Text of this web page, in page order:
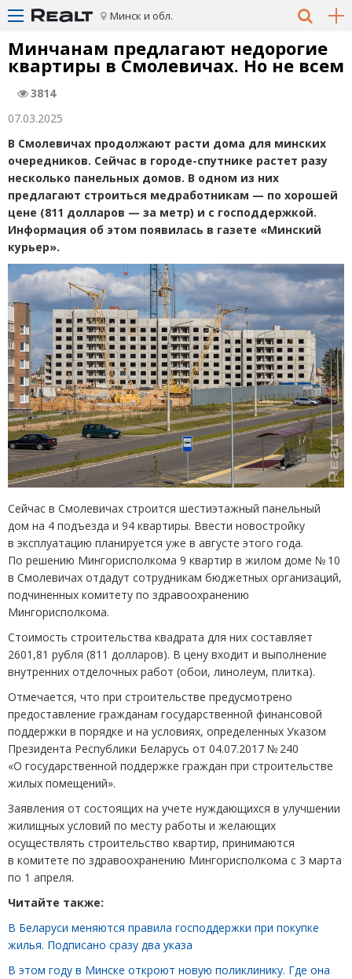
Минск и обл.
Минчанам предлагают недорогие
квартиры в Смолевичах. Но не всем
3814
07.03.2025
В Смолевичах продолжают расти дома для минских
очередников. Сейчас в городе-спутнике растет разу
несколько панельных домов. В одном из них
предлагают строиться медработникам — по хорошей
цене (811 долларов — за метр) и с господдержкой.
Информация об этом появилась в газете «Минский
курьер».
Сейчас в Смолевичах строится шестиэтажный панельный
дом на 4 подъезда и 94 квартиры. Ввести новостройку
в эксплуатацию планируется уже в августе этого года.
По решению Мингорисполкома 9 квартир в жилом доме № 10
в Смолевичах отдадут сотрудникам бюджетных организаций,
подчиненных комитету по здравоохранению
Мингорисполкома.
Стоимость строительства квадрата для них составляет
2601,81 рубля (811 долларов). В цену входит и выполнение
внутренних отделочных работ (обои, линолеум, плитка).
Отмечается, что при строительстве предусмотрено
предоставление гражданам государственной финансовой
поддержки в порядке и на условиях, определенных Указом
Президента Республики Беларусь от 04.07.2017 № 240
«О государственной поддержке граждан при строительстве
жилых помещений».
Заявления от состоящих на учете нуждающихся в улучшении
жилищных условий по месту работы и желающих
осуществлять строительство квартир, принимаются
в комитете по здравоохранению Мингорисполкома с 3 марта
по 1 апреля.
Читайте также:
В Беларуси меняются правила господдержки при покупке
жилья. Подписано сразу два указа
В этом году в Минске откроют новую поликлинику. Где она